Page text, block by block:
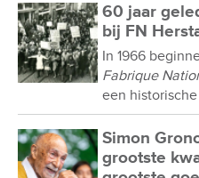
60 jaar
bij FN
In 1966
Fabrique
een
Simon
grootste